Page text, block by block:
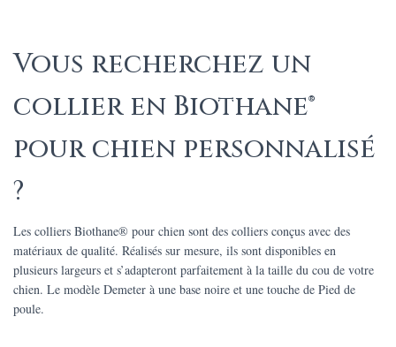
Vous recherchez un
collier en Biothane®
pour chien personnalisé
?
Les colliers Biothane® pour chien sont des colliers conçus avec des
matériaux de qualité. Réalisés sur mesure, ils sont disponibles en
plusieurs largeurs et s’adapteront parfaitement à la taille du cou de votre
chien. Le modèle Demeter à une base noire et une touche de Pied de
poule.